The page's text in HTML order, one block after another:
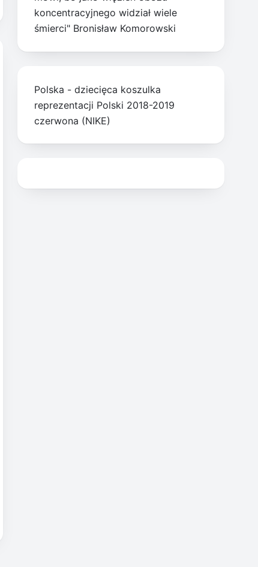
koncentracyjnego widział wiele
śmierci" Bronisław Komorowski
Polska - dziecięca koszulka
reprezentacji Polski 2018-2019
czerwona (NIKE)